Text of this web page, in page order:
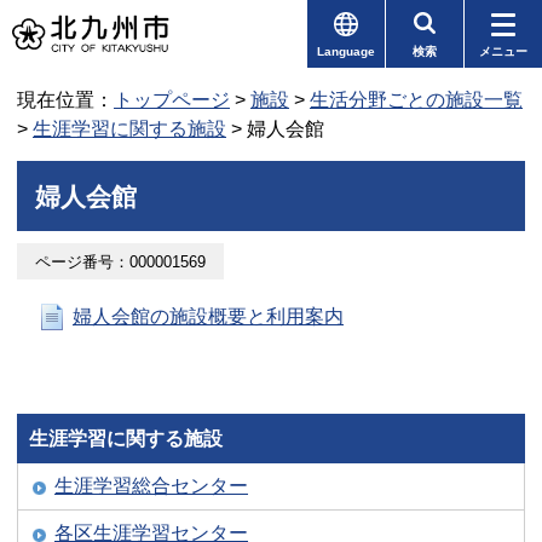
Language 検索 メニュー
現在位置： トップページ > 施設 > 生活分野ごとの施設一覧
> 生涯学習に関する施設 > 婦人会館
婦人会館
ページ番号：000001569
婦人会館の施設概要と利用案内
生涯学習に関する施設
生涯学習総合センター
各区生涯学習センター